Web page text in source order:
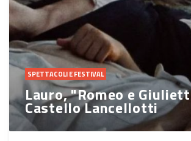
SPETTACOLI E FESTIVAL
Lauro, "Romeo e
Castello Lancellotti